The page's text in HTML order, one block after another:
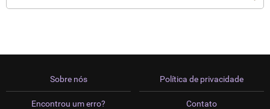
Sobre nós
Encontrou um erro?
Política de privacidade
Contato